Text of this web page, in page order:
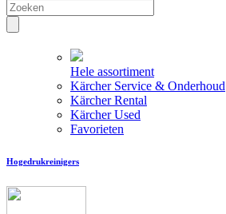
Hele assortiment
Kärcher Service & Onderhoud
Kärcher Rental
Kärcher Used
Favorieten
Hogedrukreinigers